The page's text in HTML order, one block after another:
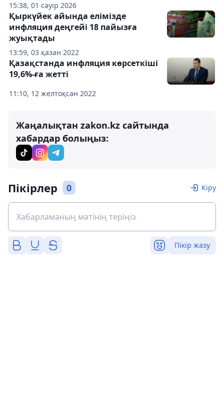
15:38, 01 сәуір 2026
13:59, 03 қазан 2022
Қыркүйек айында елімізде
инфляция деңгейі 18 пайызға
жуықтады
11:10, 12 желтоқсан 2022
Қазақстанда инфляция көрсеткіші
19,6%-ға жетті
Жаңалықтан zakon.kz сайтында
хабардар болыңыз:
Пікірлер 0 Кіру
Пікір жазу